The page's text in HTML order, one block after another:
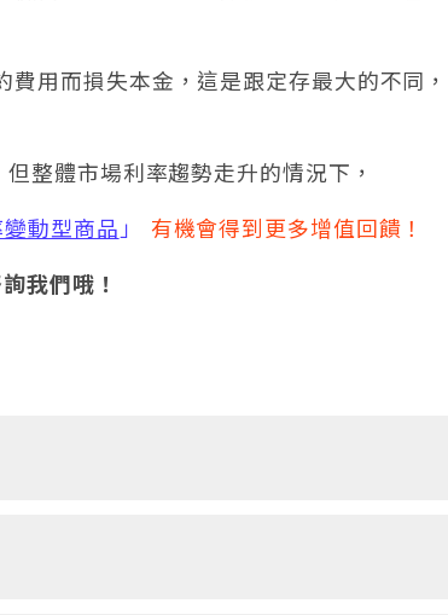
費用而損失本金，這是跟定存最大的不同
整體市場利率趨勢走升的情況下，
變動型商品 」 有機會得到更多增值回饋！
我們哦！